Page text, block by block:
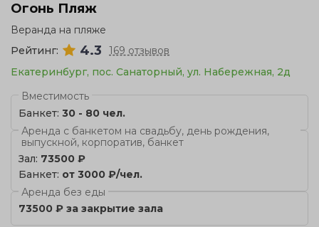
Огонь Пляж
Веранда на пляже
Рейтинг:
4.3
169 отзывов
Екатеринбург, пос. Санаторный, ул. Набережная, 2д
Вместимость
Банкет: 30 - 80 чел.
Аренда с банкетом на свадьбу, день рождения,
выпускной, корпоратив, банкет
Зал: 73500 ₽
Банкет: от 3000 ₽/чел.
Аренда без еды
73500 ₽ за закрытие зала